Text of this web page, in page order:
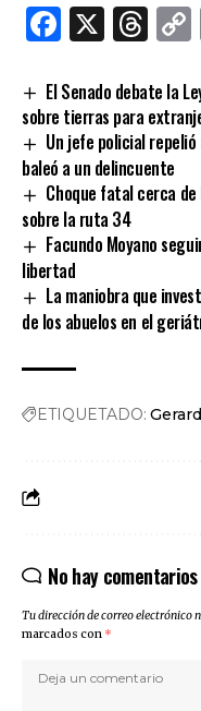
X
El Senado debate la
sobre tierras para
Un jefe policial
baleó a un delincuente
Choque fatal cerca
sobre la ruta 34
Facundo Moyano
libertad
La maniobra que
de los abuelos en el
ETIQUETADO:
No hay comentarios
Tu dirección de correo electrónico
marcados con *